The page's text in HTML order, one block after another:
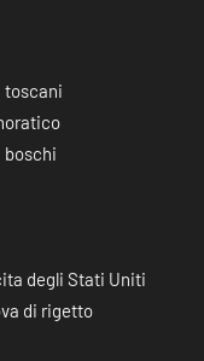
toscani
boschi
degli Stati Uniti
di rigetto